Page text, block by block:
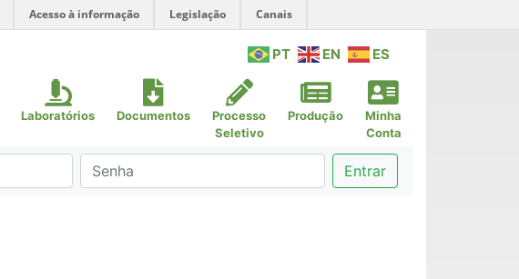
Acesso à informação Legislação Canais
PT EN ES
Laboratórios Documentos
Processo
Seletivo
Produção
Minha
Conta
Entrar